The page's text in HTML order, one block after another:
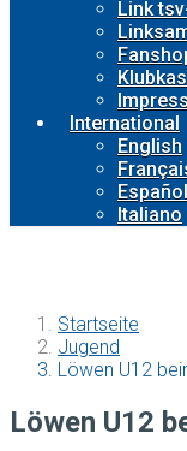
Link
International
English
Español
Italiano
Startseite
Jugend
Löwen U12
Löwen U12